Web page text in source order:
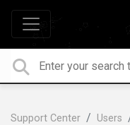
Support Center Users